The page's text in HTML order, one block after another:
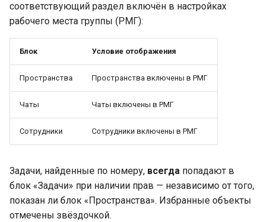
соответствующий раздел включён в настройках
рабочего места группы (РМГ):
Блок Условие отображения
Пространства Пространства включены в РМГ
Чаты Чаты включены в РМГ
Сотрудники Сотрудники включены в РМГ
Задачи, найденные по номеру, всегда попадают в
блок «Задачи» при наличии прав — независимо от того,
показан ли блок «Пространства». Избранные объекты
отмечены звёздочкой.